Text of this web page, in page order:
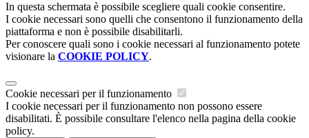
In questa schermata è possibile scegliere quali cookie consentire.
I cookie necessari sono quelli che consentono il funzionamento della
piattaforma e non è possibile disabilitarli.
Per conoscere quali sono i cookie necessari al funzionamento potete
visionare la COOKIE POLICY.
Cookie necessari per il funzionamento
I cookie necessari per il funzionamento non possono essere
disabilitati. È possibile consultare l'elenco nella pagina della cookie
policy.